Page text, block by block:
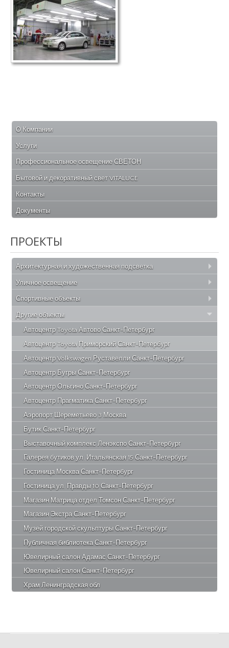
О Компании
Услуги
Профессиональное освещение СВЕТОН
Бытовой и декоративный свет VITALUCE
Контакты
Документы
ПРОЕКТЫ
Архитектурная и художественная подсветка
Уличное освещение
Спортивные объекты
Другие объекты
Автоцентр Toyota Автово Санкт-Петербург
Автоцентр Toyota Приморский Санкт-Петербург
Автоцентр Volkswagen Руставелли Санкт-Петербург
Автоцентр Бугры Санкт-Петербург
Автоцентр Ольгино Санкт-Петербург
Автоцентр Прагматика Санкт-Петербург
Аэропорт Шереметьево 3 Москва
Бутик Санкт-Петербург
Выставочный комплекс Ленэкспо Санкт-Петербург
Галерея бутиков ул. Итальянская 15 Санкт-Петербург
Гостиница Москва Санкт-Петербург
Гостиница ул. Правды 10 Санкт-Петербург
Магазин Матрица отдел Томсон Санкт-Петербург
Магазин Экстра Санкт-Петербург
Музей городской скульптуры Санкт-Петербург
Публичная библиотека Санкт-Петербург
Ювелирный салон Адамас Санкт-Петербург
Ювелирный салон Санкт-Петербург
Храм Ленинградская обл